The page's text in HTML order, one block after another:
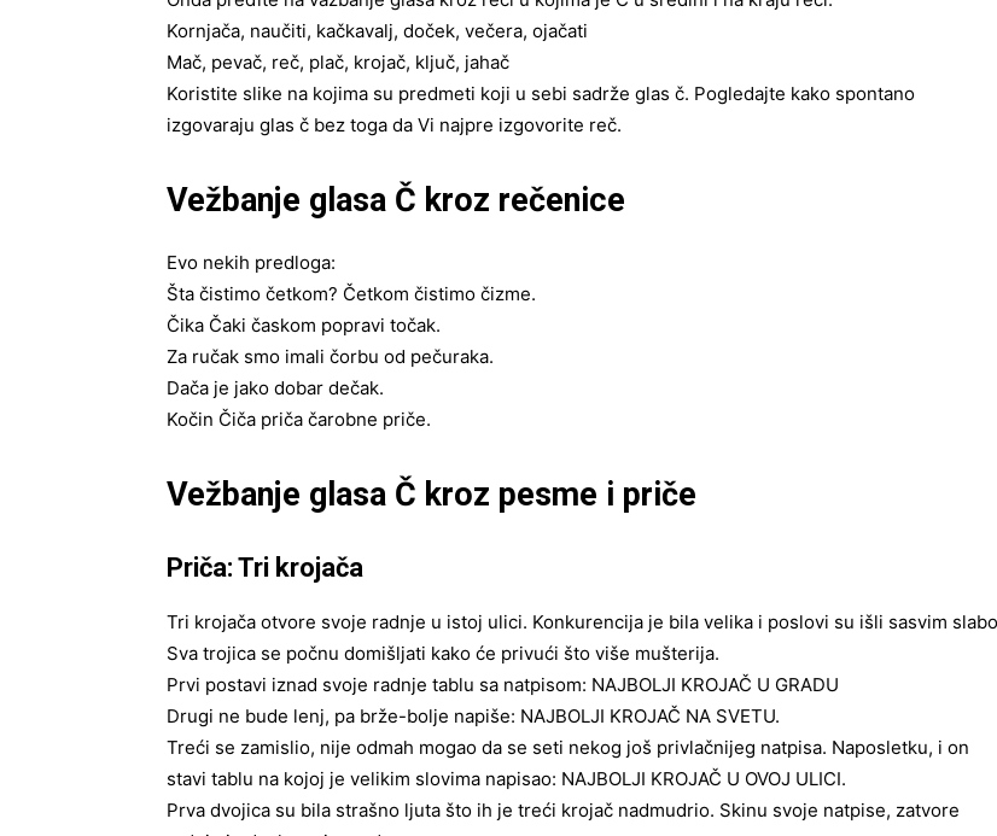
Kornjača, naučiti, kačkavalj, doček, večera, ojačati
Mač, pevač, reč, plač, krojač, ključ, jahač
Koristite slike na kojima su predmeti koji u sebi sadrže glas č. Pogledajte kako spontano
izgovaraju glas č bez toga da Vi najpre izgovorite reč.
Vežbanje glasa Č kroz rečenice
Evo nekih predloga:
Šta čistimo četkom? Četkom čistimo čizme.
Čika Čaki časkom popravi točak.
Za ručak smo imali čorbu od pečuraka.
Dača je jako dobar dečak.
Kočin Čiča priča čarobne priče.
Vežbanje glasa Č kroz pesme i priče
Priča: Tri krojača
Tri krojača otvore svoje radnje u istoj ulici. Konkurencija je bila velika i poslovi su išli sasvim
Sva trojica se počnu domišljati kako će privući što više mušterija.
Prvi postavi iznad svoje radnje tablu sa natpisom: NAJBOLJI KROJAČ U GRADU
Drugi ne bude lenj, pa brže-bolje napiše: NAJBOLJI KROJAČ NA SVETU.
Treći se zamislio, nije odmah mogao da se seti nekog još privlačnijeg natpisa. Naposletku, i on
stavi tablu na kojoj je velikim slovima napisao: NAJBOLJI KROJAČ U OVOJ ULICI.
Prva dvojica su bila strašno ljuta što ih je treći krojač nadmudrio. Skinu svoje natpise, zatvore